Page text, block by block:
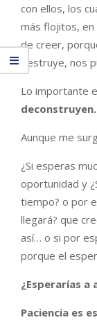
con ellos, los
más flojitos, en
de creer,
destruye, nos
Lo importante
deconstruyen.
Aunque me
¿Si esperas
oportunidad y
tiempo? o por
llegará? que
así… o si por
porque el
¿Esperarías a
Paciencia es